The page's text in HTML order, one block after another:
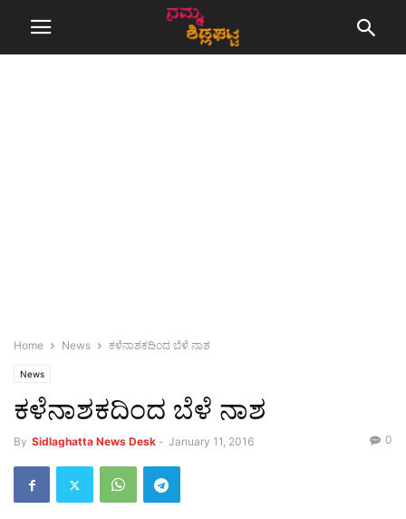
Home News ಕಳೆನಾಶಕದಿಂದ ಬೆಳೆ ನಾಶ
News
ಕಳೆನಾಶಕದಿಂದ ಬೆಳೆ ನಾಶ
By Sidlaghatta News Desk - January 11, 2016 0